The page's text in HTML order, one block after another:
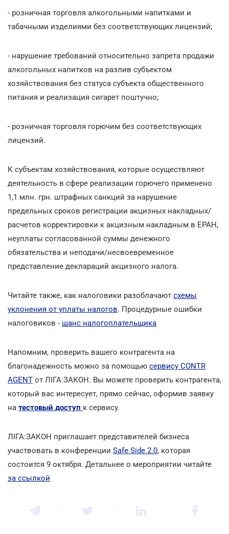
- розничная торговля алкогольными напитками и
табачными изделиями без соответствующих лицензий;
- нарушение требований относительно запрета продажи
алкогольных напитков на разлив субъектом
хозяйствования без статуса субъекта общественного
питания и реализация сигарет поштучно;
- розничная торговля горючим без соответствующих
лицензий.
К субъектам хозяйствования, которые осуществляют
деятельность в сфере реализации горючего применено
1,1 млн. грн. штрафных санкций за нарушение
предельных сроков регистрации акцизных накладных/
расчетов корректировки к акцизным накладным в ЕРАН,
неуплаты согласованной суммы денежного
обязательства и неподачи/несвоевременное
представление деклараций акцизного налога.
Читайте также, как налоговики разоблачают схемы
уклонения от уплаты налогов. Процедурные ошибки
налоговиков - шанс налогоплательщика
Напомним, проверить вашего контрагента на
благонадежность можно за помощью сервису CONTR
AGENT от ЛІГА:ЗАКОН. Вы можете проверить контрагента,
который вас интересует, прямо сейчас, оформив заявку
на тестовый доступ к сервису.
ЛІГА:ЗАКОН приглашает представителей бизнеса
участвовать в конференции Safe Side 2.0, которая
состоится 9 октября. Детальнее о мероприятии читайте
за ссылкой